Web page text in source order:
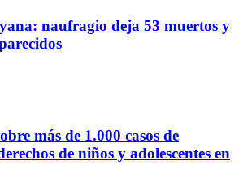
naufragio deja 53 muertos y
más de 1.000 casos de
de niños y adolescentes en